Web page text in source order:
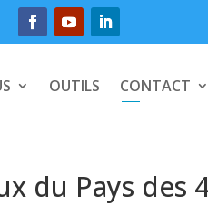
OUTILS CONTACT
du Pays des